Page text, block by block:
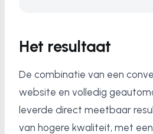
Het resultaat
De combinatie van een
website en volledig
leverde direct meetbaar
van hogere kwaliteit, met